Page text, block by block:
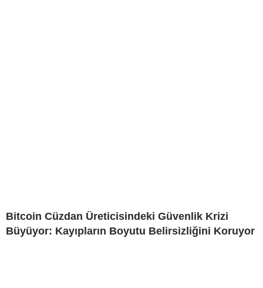
Bitcoin Cüzdan Üreticisindeki Güvenlik Krizi
Büyüyor: Kayıpların Boyutu Belirsizliğini Koruyor